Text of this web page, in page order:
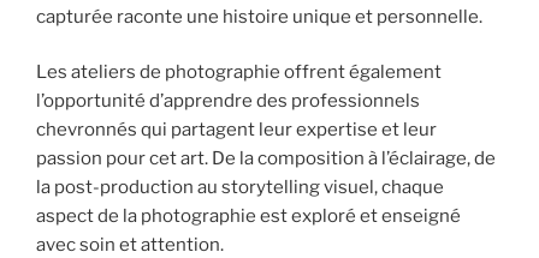
capturée raconte une histoire unique et personnelle.
Les ateliers de photographie offrent également
l’opportunité d’apprendre des professionnels
chevronnés qui partagent leur expertise et leur
passion pour cet art. De la composition à l’éclairage, de
la post-production au storytelling visuel, chaque
aspect de la photographie est exploré et enseigné
avec soin et attention.